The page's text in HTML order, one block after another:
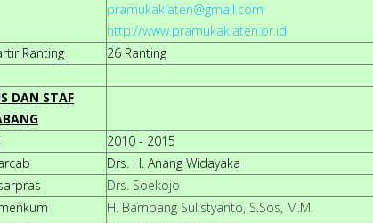
pramukaklaten@gmail.com
http://www.pramukaklaten.or.id
Ranting
26 Ranting
DAN STAF
2010 - 2015
Drs. H. Anang Widayaka
Drs. Soekojo
H. Bambang Sulistyanto, S.Sos, M.M.